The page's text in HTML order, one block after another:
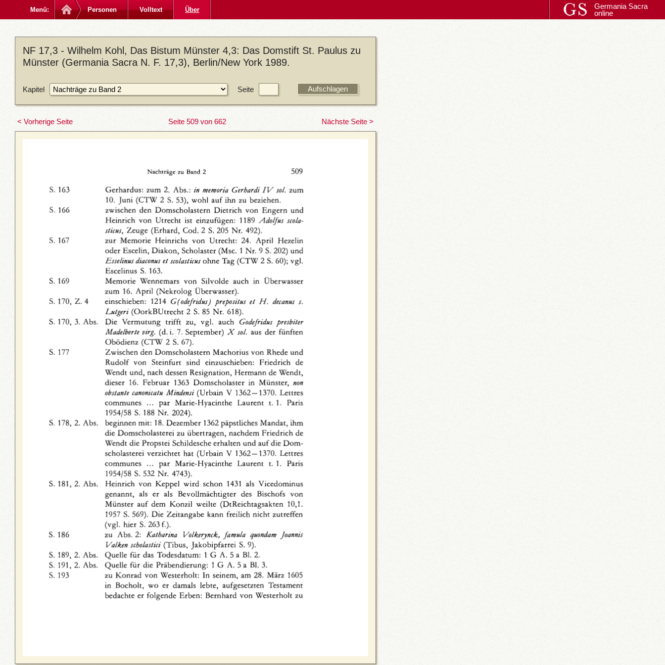
Menü: Personen Volltext Über
Germania Sacra
online
NF 17,3 - Wilhelm Kohl, Das Bistum Münster 4,3: Das Domstift St. Paulus zu
Münster (Germania Sacra N. F. 17,3), Berlin/New York 1989.
Kapitel Seite
< Vorherige Seite Seite 509 von 662 Nächste Seite >